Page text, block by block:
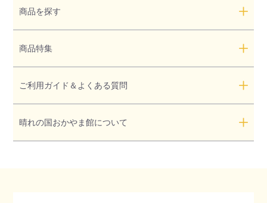
商品を探す
商品特集
ご利用ガイド＆よくある質問
晴れの国おかやま館について